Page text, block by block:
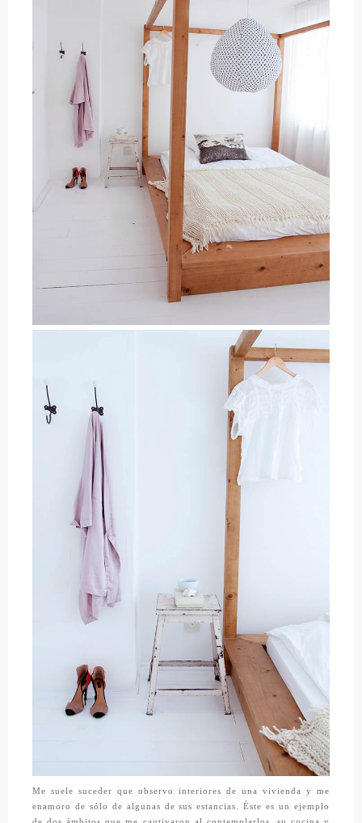
Me suele suceder que observo interiores de una vivienda y me
enamoro de sólo de algunas de sus estancias. Éste es un ejemplo